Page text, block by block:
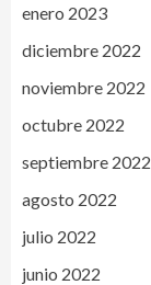
enero 2023
diciembre 2022
noviembre 2022
octubre 2022
septiembre 2022
agosto 2022
julio 2022
junio 2022